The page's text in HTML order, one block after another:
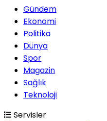
Gündem
Ekonomi
Politika
Dünya
Spor
Magazin
Sağlık
Teknoloji
Servisler